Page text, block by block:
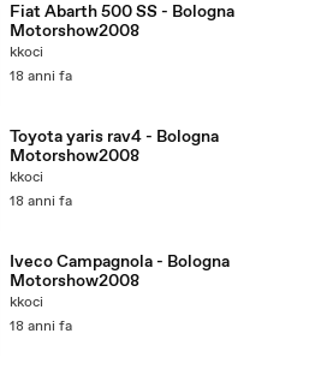
Fiat Abarth 500 SS - Bologna
Motorshow2008
kkoci
18 anni fa
Toyota yaris rav4 - Bologna
Motorshow2008
kkoci
18 anni fa
Iveco Campagnola - Bologna
Motorshow2008
kkoci
18 anni fa